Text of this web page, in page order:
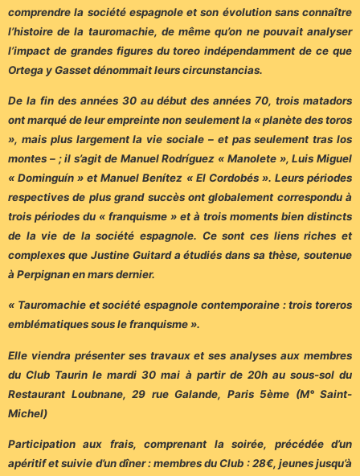
comprendre la société espagnole et son évolution sans connaître
l’histoire de la tauromachie, de même qu’on ne pouvait analyser
l’impact de grandes figures du toreo indépendamment de ce que
Ortega y Gasset dénommait leurs circunstancias.
De la fin des années 30 au début des années 70, trois matadors
ont marqué de leur empreinte non seulement la « planète des toros
», mais plus largement la vie sociale – et pas seulement tras los
montes – ; il s’agit de Manuel Rodríguez « Manolete », Luis Miguel
« Dominguín » et Manuel Benítez « El Cordobés ». Leurs périodes
respectives de plus grand succès ont globalement correspondu à
trois périodes du « franquisme » et à trois moments bien distincts
de la vie de la société espagnole. Ce sont ces liens riches et
complexes que Justine Guitard a étudiés dans sa thèse, soutenue
à Perpignan en mars dernier.
« Tauromachie et société espagnole contemporaine : trois toreros
emblématiques sous le franquisme ».
Elle viendra présenter ses travaux et ses analyses aux membres
du Club Taurin le mardi 30 mai à partir de 20h au sous-sol du
Restaurant Loubnane, 29 rue Galande, Paris 5ème (M° Saint-
Michel)
Participation aux frais, comprenant la soirée, précédée d’un
apéritif et suivie d’un dîner : membres du Club : 28€, jeunes jusqu’à